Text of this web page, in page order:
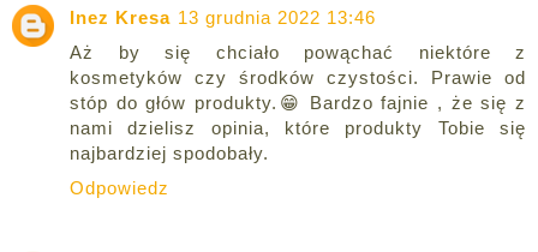
Inez Kresa 13 grudnia 2022 13:46
Aż by się chciało powąchać niektóre z
kosmetyków czy środków czystości. Prawie od
stóp do głów produkty.😁 Bardzo fajnie , że się z
nami dzielisz opinia, które produkty Tobie się
najbardziej spodobały.
Odpowiedz